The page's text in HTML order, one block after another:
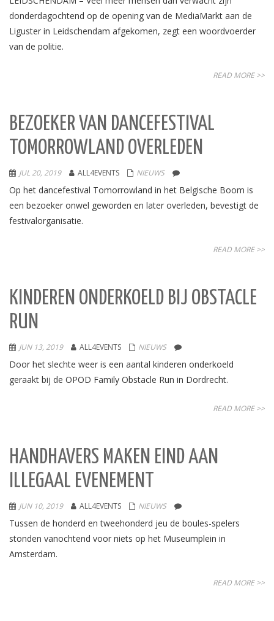
donderdagochtend op de opening van de MediaMarkt aan de
Liguster in Leidschendam afgekomen, zegt een woordvoerder
van de politie.
READ MORE >>
BEZOEKER VAN DANCEFESTIVAL
TOMORROWLAND OVERLEDEN
JUL 20, 2019 ALL4EVENTS NIEUWS
Op het dancefestival Tomorrowland in het Belgische Boom is
een bezoeker onwel geworden en later overleden, bevestigt de
festivalorganisatie.
READ MORE >>
KINDEREN ONDERKOELD BIJ OBSTACLE
RUN
JUN 13, 2019 ALL4EVENTS NIEUWS
Door het slechte weer is een aantal kinderen onderkoeld
geraakt bij de OPOD Family Obstacle Run in Dordrecht.
READ MORE >>
HANDHAVERS MAKEN EIND AAN
ILLEGAAL EVENEMENT
JUN 10, 2019 ALL4EVENTS NIEUWS
Tussen de honderd en tweehonderd jeu de boules-spelers
stonden vanochtend voor niets op het Museumplein in
Amsterdam.
READ MORE >>